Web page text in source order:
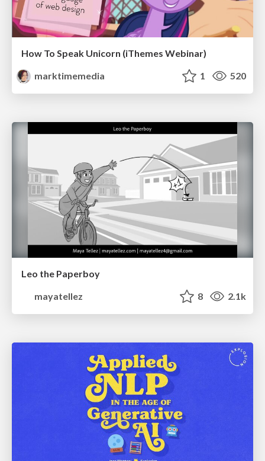
How To Speak Unicorn (iThemes Webinar)
marktimemedia
1 520
Leo the Paperboy
mayatellez
8 2.1k